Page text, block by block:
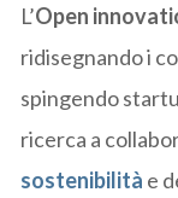
L’Open
ridisegnando i
spingendo
ricerca a
sostenibilità e